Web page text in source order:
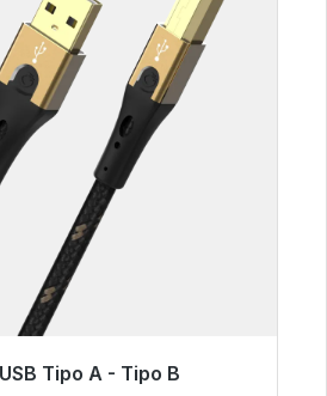
Tipo A - Tipo B
inmediato, plazo de entrega